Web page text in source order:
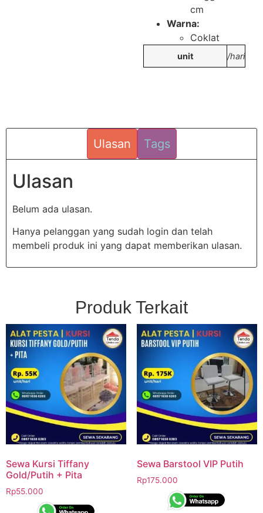
cm
Warna:
Coklat
unit /hari
Ulasan Tags
Ulasan
Belum ada ulasan.
Hanya pelanggan yang sudah login dan telah
membeli produk ini yang dapat memberikan ulasan.
Produk Terkait
Sewa Kursi Tiffany
Gold/Putih + Pita
Rp55.000
Sewa Barstool VIP Putih
Rp175.000